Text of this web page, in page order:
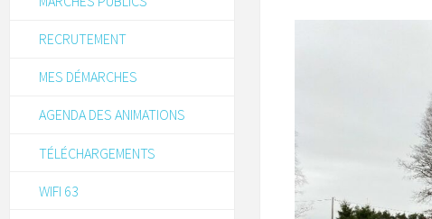
RECRUTEMENT
MES DÉMARCHES
AGENDA DES ANIMATIONS
TÉLÉCHARGEMENTS
WIFI 63